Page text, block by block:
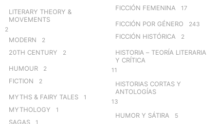
LITERARY THEORY &
MOVEMENTS
2
MODERN 2
20TH CENTURY 2
HUMOUR 2
FICTION 2
MYTHS & FAIRY TALES 1
MYTHOLOGY 1
SAGAS 1
FICCIÓN FEMENINA 17
FICCIÓN POR GÉNERO 243
FICCIÓN HISTÓRICA 2
HISTORIA – TEORÍA LITERARIA
Y CRÍTICA
11
HISTORIAS CORTAS Y
ANTOLOGÍAS
13
HUMOR Y SÁTIRA 5